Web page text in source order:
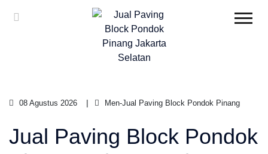
08 Agustus 2026 Men-Jual Paving Block Pondok Pinang
Jual Paving Block Pondok